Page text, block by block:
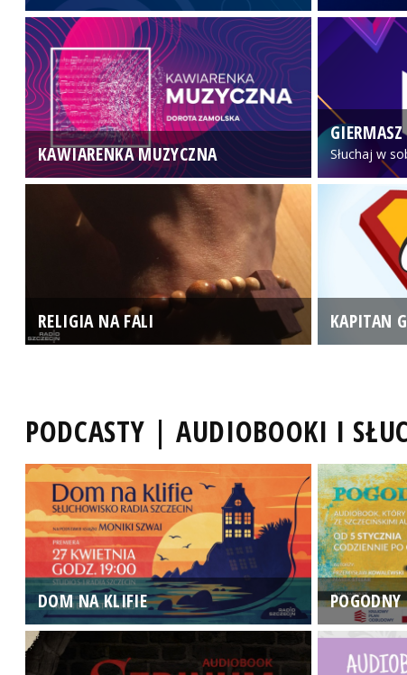
KAWIARENKA MUZYCZNA
GIERMASZ
Słuchaj w
RELIGIA NA FALI KAPITAN
PODCASTY | AUDIOBOOKI I
DOM NA KLIFIE